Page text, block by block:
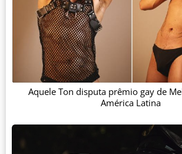
Aquele Ton disputa prêmio gay de
América Latina